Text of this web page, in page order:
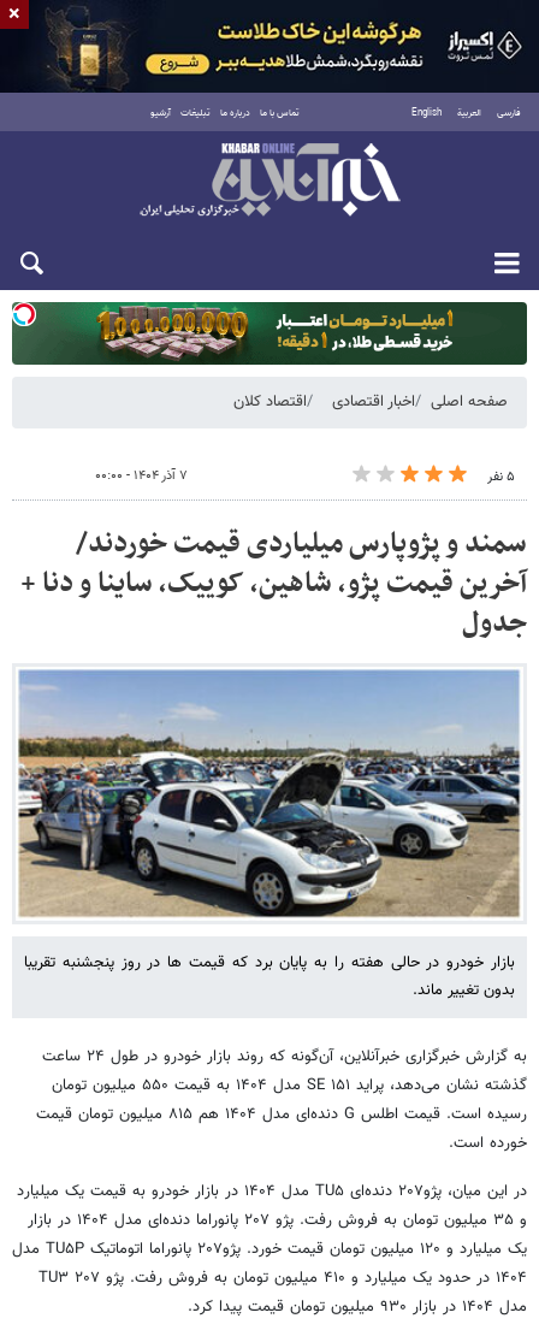
فارسی العربية English تماس با ما درباره ما تبلیغات آرشیو
یکشنبه ۱۸ مرداد ۱۴۰۵
صفحه اصلی اخبار اقتصادی اقتصاد کلان
۵ نفر ۷ آذر ۱۴۰۴ - ۰۰:۰۰
سمند و پژوپارس میلیاردی قیمت خوردند/
آخرین قیمت پژو، شاهین، کوییک، ساینا و دنا +
جدول
بازار خودرو در حالی هفته را به پایان برد که قیمت ها در روز پنجشنبه تقریبا
بدون تغییر ماند.
به گزارش خبرگزاری خبرآنلاین، آن‌گونه که روند بازار خودرو در طول ۲۴ ساعت
گذشته نشان می‌دهد، پراید ۱۵۱ SE مدل ۱۴۰۴ به قیمت ۵۵۰ میلیون تومان
رسیده است. قیمت اطلس G دنده‌ای مدل ۱۴۰۴ هم ۸۱۵ میلیون تومان قیمت
خورده است.
در این میان، پژو۲۰۷ دنده‌ای TU۵ مدل ۱۴۰۴ در بازار خودرو به قیمت یک میلیارد
و ۳۵ میلیون تومان به فروش رفت. پژو ۲۰۷ پانوراما دنده‌ای مدل ۱۴۰۴ در بازار
یک میلیارد و ۱۲۰ میلیون تومان قیمت خورد. پژو۲۰۷ پانوراما اتوماتیک TU۵P مدل
۱۴۰۴ در حدود یک میلیارد و ۴۱۰ میلیون تومان به فروش رفت. پژو ۲۰۷ TU۳
مدل ۱۴۰۴ در بازار ۹۳۰ میلیون تومان قیمت پیدا کرد.
×